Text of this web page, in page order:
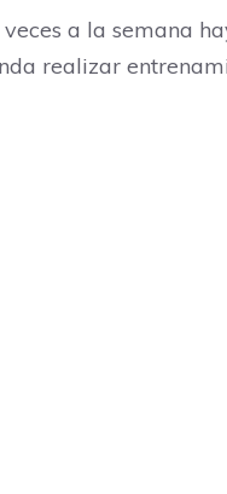
a la semana
realizar